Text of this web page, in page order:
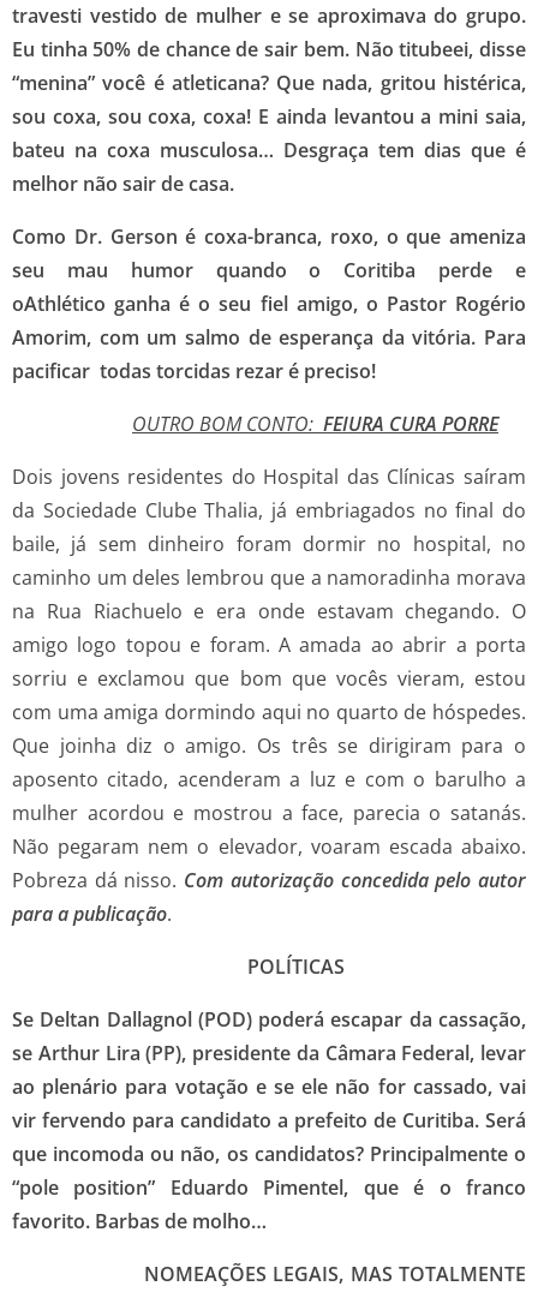
travesti vestido de mulher e se aproximava do grupo.
Eu tinha 50% de chance de sair bem. Não titubeei, disse
“menina” você é atleticana? Que nada, gritou histérica,
sou coxa, sou coxa, coxa! E ainda levantou a mini saia,
bateu na coxa musculosa… Desgraça tem dias que é
melhor não sair de casa.
Como Dr. Gerson é coxa-branca, roxo, o que ameniza
seu mau humor quando o Coritiba perde e
oAthlético ganha é o seu fiel amigo, o Pastor Rogério
Amorim, com um salmo de esperança da vitória. Para
pacificar todas torcidas rezar é preciso!
OUTRO BOM CONTO: FEIURA CURA PORRE
Dois jovens residentes do Hospital das Clínicas saíram
da Sociedade Clube Thalia, já embriagados no final do
baile, já sem dinheiro foram dormir no hospital, no
caminho um deles lembrou que a namoradinha morava
na Rua Riachuelo e era onde estavam chegando. O
amigo logo topou e foram. A amada ao abrir a porta
sorriu e exclamou que bom que vocês vieram, estou
com uma amiga dormindo aqui no quarto de hóspedes.
Que joinha diz o amigo. Os três se dirigiram para o
aposento citado, acenderam a luz e com o barulho a
mulher acordou e mostrou a face, parecia o satanás.
Não pegaram nem o elevador, voaram escada abaixo.
Pobreza dá nisso. Com autorização concedida pelo autor
para a publicação.
POLÍTICAS
Se Deltan Dallagnol (POD) poderá escapar da cassação,
se Arthur Lira (PP), presidente da Câmara Federal, levar
ao plenário para votação e se ele não for cassado, vai
vir fervendo para candidato a prefeito de Curitiba. Será
que incomoda ou não, os candidatos? Principalmente o
“pole position” Eduardo Pimentel, que é o franco
favorito. Barbas de molho…
NOMEAÇÕES LEGAIS, MAS TOTALMENTE